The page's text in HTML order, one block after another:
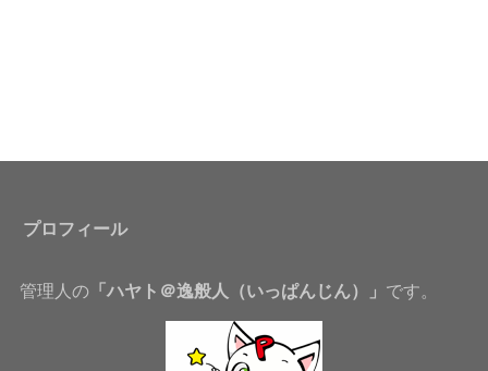
プロフィール
管理人の「ハヤト＠逸般人（いっぱんじん）」 です。